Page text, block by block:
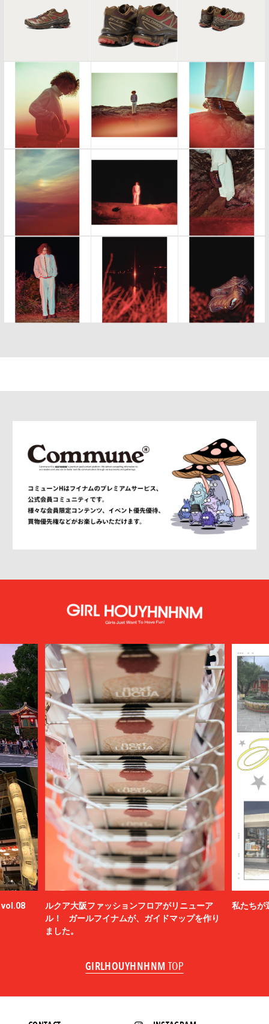
vol.08
ルクア大阪ファッションフロアがリニューア
ル！ ガールフイナムが、ガイドマップを作り
ました。
私たちが
GIRLHOUYHNHNM TOP